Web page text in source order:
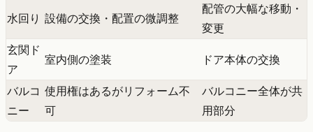
水回り 設備の交換・配置の微調整
配管の大幅な移動・
変更
玄関ド
ア
室内側の塗装 ドア本体の交換
バルコ
ニー
使用権はあるがリフォーム不
可
バルコニー全体が共
用部分